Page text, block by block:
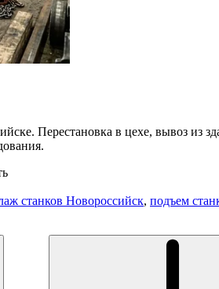
Перестановка в цехе, вывоз из
станков Новороссийск, подъем